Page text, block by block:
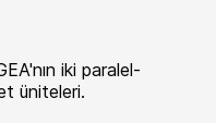
iki paralel-
üniteleri.